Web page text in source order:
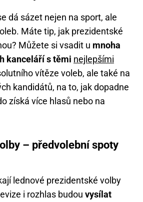
dá sázet nejen na sport, ale
Máte tip, jak prezidentské
Můžete si vsadit u mnoha
kanceláří s těmi nejlepšími
vítěze voleb, ale také na
kandidátů, na to, jak dopadne
získá více hlasů nebo na
– předvolební spoty
lednové prezidentské volby
i rozhlas budou vysílat